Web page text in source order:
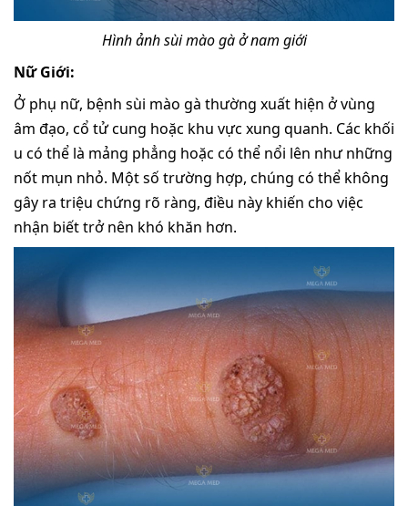
Hình ảnh sùi mào gà ở nam giới
Nữ Giới:
Ở phụ nữ, bệnh sùi mào gà thường xuất hiện ở vùng
âm đạo, cổ tử cung hoặc khu vực xung quanh. Các khối
u có thể là mảng phẳng hoặc có thể nổi lên như những
nốt mụn nhỏ. Một số trường hợp, chúng có thể không
gây ra triệu chứng rõ ràng, điều này khiến cho việc
nhận biết trở nên khó khăn hơn.